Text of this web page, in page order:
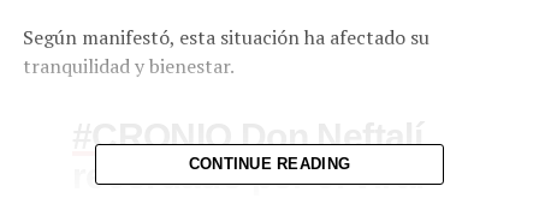
Según manifestó, esta situación ha afectado su
tranquilidad y bienestar.
#CRONIODon Neftalí,
recordado por el viral
CONTINUE READING